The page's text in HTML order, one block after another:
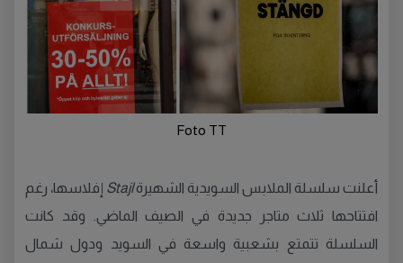
Foto TT
أعلنت سلسلة الملابس السويدية الشهيرةStajl إفلاسها، رغم
افتتاحها ثلاث متاجر جديدة في الصيف الماضي. وقد كانت
السلسلة تتمتع بشعبية واسعة في السويد ودول شمال